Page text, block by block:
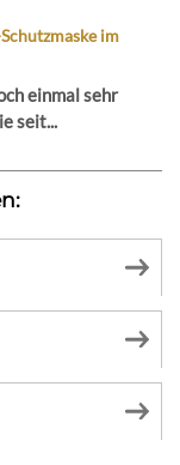
im
einmal sehr
seit...